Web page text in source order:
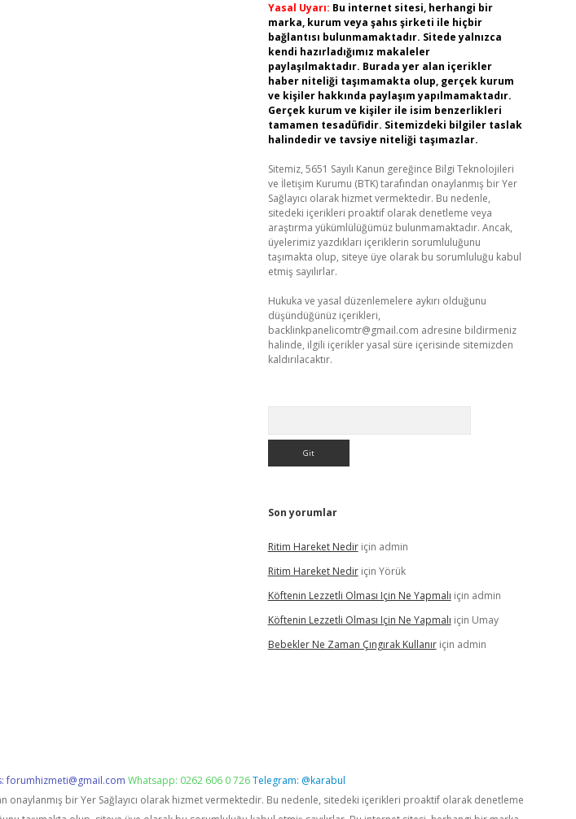
Yasal Uyarı: Bu internet sitesi, herhangi bir
marka, kurum veya şahıs şirketi ile hiçbir
bağlantısı bulunmamaktadır. Sitede yalnızca
kendi hazırladığımız makaleler
paylaşılmaktadır. Burada yer alan içerikler
haber niteliği taşımamakta olup, gerçek kurum
ve kişiler hakkında paylaşım yapılmamaktadır.
Gerçek kurum ve kişiler ile isim benzerlikleri
tamamen tesadüfidir. Sitemizdeki bilgiler taslak
halindedir ve tavsiye niteliği taşımazlar.
Sitemiz, 5651 Sayılı Kanun gereğince Bilgi Teknolojileri
ve İletişim Kurumu (BTK) tarafından onaylanmış bir Yer
Sağlayıcı olarak hizmet vermektedir. Bu nedenle,
sitedeki içerikleri proaktif olarak denetleme veya
araştırma yükümlülüğümüz bulunmamaktadır. Ancak,
üyelerimiz yazdıkları içeriklerin sorumluluğunu
taşımakta olup, siteye üye olarak bu sorumluluğu kabul
etmiş sayılırlar.
Hukuka ve yasal düzenlemelere aykırı olduğunu
düşündüğünüz içerikleri,
backlinkpanelicomtr@gmail.com adresine bildirmeniz
halinde, ilgili içerikler yasal süre içerisinde sitemizden
kaldırılacaktır.
Son yorumlar
Ritim Hareket Nediriçin admin
Ritim Hareket Nediriçin Yörük
Köftenin Lezzetli Olması Için Ne Yapmalı için admin
Köftenin Lezzetli Olması Için Ne Yapmalı için Umay
Bebekler Ne Zaman Çıngırak Kullanıriçin admin
forumhizmeti@gmail.com Whatsapp: 0262 606 0 726Telegram: @karabul
onaylanmış bir Yer Sağlayıcı olarak hizmet vermektedir. Bu nedenle, sitedeki içerikleri proaktif olarak denetleme